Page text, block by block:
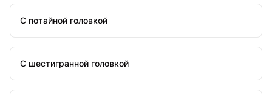
С потайной головкой
С шестигранной головкой